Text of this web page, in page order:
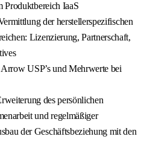
Produktbereich IaaS
der herstellerspezifischen
Lizenzierung, Partnerschaft,
USP’s und Mehrwerte bei
des persönlichen
und regelmäßiger
der Geschäftsbeziehung mit den